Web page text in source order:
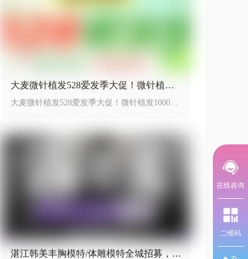
大麦微针植发528爱发季大促！微针植发1
000单位活动价8999元~
大麦微针植发528爱发季大促！微针植发1000单
湛江韩美丰胸模特/体雕模特全城招募，丰
在线咨询
二维码